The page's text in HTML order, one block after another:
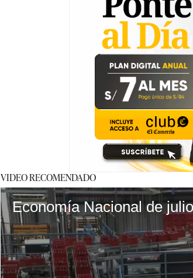
VIDEO RECOMENDADO
Economía Nacional de